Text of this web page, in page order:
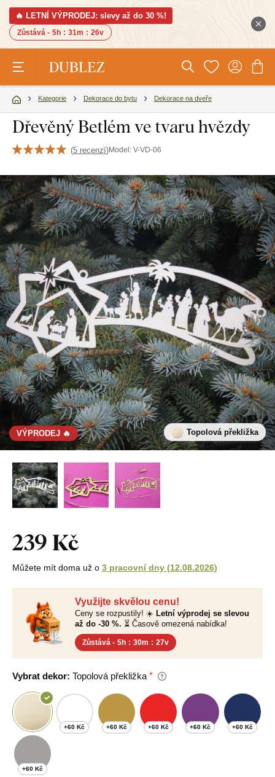
🔥 LETNÍ VÝPRODEJ: slevy až do 30 %!
Zůstává - 5h : 31m : 25v
Kategorie Dekorace do bytu Dekorace na dveře
Dřevěný Betlém ve tvaru hvězdy
(5 recenzí)Model: V-VD-06
VÝPRODEJ 🔥 Topolová překližka
Využijte skvělou cenu!
Ceny se rozpustily! ☀️ Letní výprodej se slevou
až do -30 %. ⏳ Časově omezená nabídka!
Zůstává - 5h : 30m : 26v
Vybrat dekor: Topolová překližka
+60 Kč +60 Kč +60 Kč +60 Kč +60 Kč
+60 Kč
239 Kč
Můžete mít doma už o 3 pracovní dny (12.08.2026)